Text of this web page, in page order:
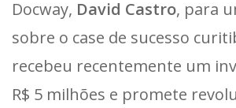
Docway, David Castro, para
sobre o case de sucesso
recebeu recentemente um
R$ 5 milhões e promete